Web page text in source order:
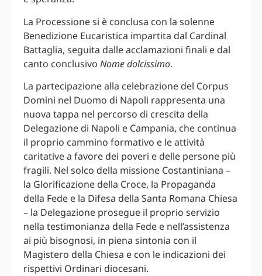
La Processione si è conclusa con la solenne
Benedizione Eucaristica impartita dal Cardinal
Battaglia, seguita dalle acclamazioni finali e dal
canto conclusivo Nome dolcissimo.
La partecipazione alla celebrazione del Corpus
Domini nel Duomo di Napoli rappresenta una
nuova tappa nel percorso di crescita della
Delegazione di Napoli e Campania, che continua
il proprio cammino formativo e le attività
caritative a favore dei poveri e delle persone più
fragili. Nel solco della missione Costantiniana –
la Glorificazione della Croce, la Propaganda
della Fede e la Difesa della Santa Romana Chiesa
– la Delegazione prosegue il proprio servizio
nella testimonianza della Fede e nell’assistenza
ai più bisognosi, in piena sintonia con il
Magistero della Chiesa e con le indicazioni dei
rispettivi Ordinari diocesani.